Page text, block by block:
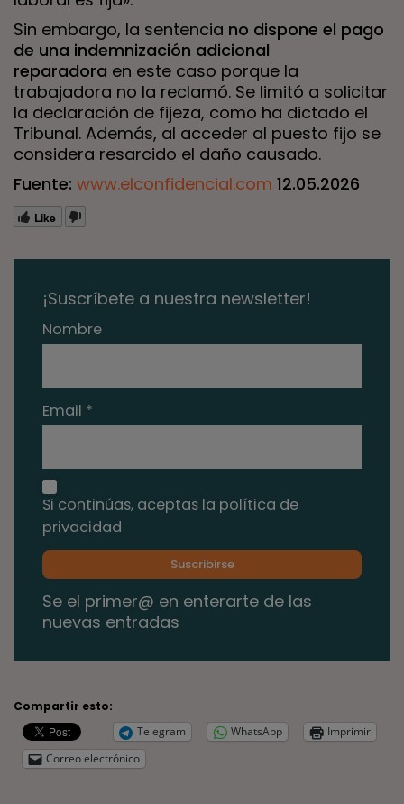
Sin embargo, la sentencia no dispone el pago
de una indemnización adicional
reparadora en este caso porque la
trabajadora no la reclamó. Se limitó a solicitar
la declaración de fijeza, como ha dictado el
Tribunal. Además, al acceder al puesto fijo se
considera resarcido el daño causado.
Fuente: www.elconfidencial.com 12.05.2026
Like
¡Suscríbete a nuestra newsletter!
Nombre
Email *
Si continúas, aceptas la política de
privacidad
Se el primer@ en enterarte de las
nuevas entradas
Compartir esto:
Telegram
WhatsApp
Imprimir
Correo electrónico